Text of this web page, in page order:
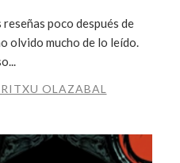
poco después de
olvido mucho de lo leído.
OLAZABAL